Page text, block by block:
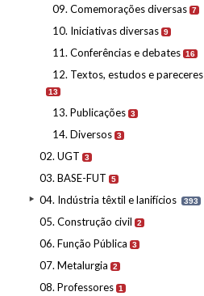
09. Comemorações diversas 7
10. Iniciativas diversas 9
11. Conferências e debates 16
12. Textos, estudos e pareceres
13
13. Publicações 3
14. Diversos 3
02. UGT 3
03. BASE-FUT 5
04. Indústria têxtil e lanifícios 393
05. Construção civil 2
06. Função Pública 3
07. Metalurgia 2
08. Professores 1